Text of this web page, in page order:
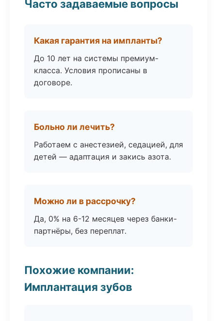
Часто задаваемые вопросы
Какая гарантия на импланты?
До 10 лет на системы премиум-
класса. Условия прописаны в
договоре.
Больно ли лечить?
Работаем с анестезией, седацией, для
детей — адаптация и закись азота.
Можно ли в рассрочку?
Да, 0% на 6-12 месяцев через банки-
партнёры, без переплат.
Похожие компании:
Имплантация зубов